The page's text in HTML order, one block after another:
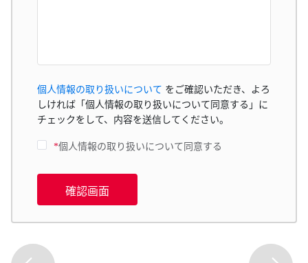
個人情報の取り扱いについて をご確認いただき、よろ
しければ「個人情報の取り扱いについて同意する」に
チェックをして、内容を送信してください。
*個人情報の取り扱いについて同意する
確認画面